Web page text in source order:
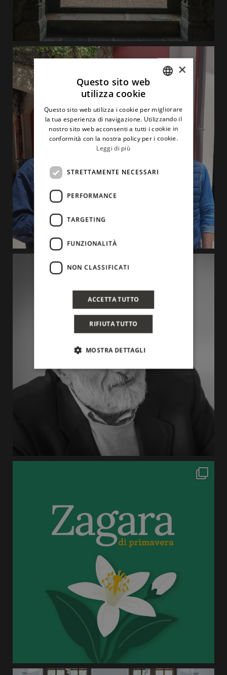
ENGLISH
×
Questo sito web
utilizza cookie
Questo sito web utilizza i cookie per migliorare
la tua esperienza di navigazione. Utilizzando il
nostro sito web acconsenti a tutti i cookie in
conformità con la nostra policy per i cookie.
Leggi di più
STRETTAMENTE NECESSARI
PERFORMANCE
TARGETING
FUNZIONALITÀ
NON CLASSIFICATI
ACCETTA TUTTO
RIFIUTA TUTTO
MOSTRA DETTAGLI